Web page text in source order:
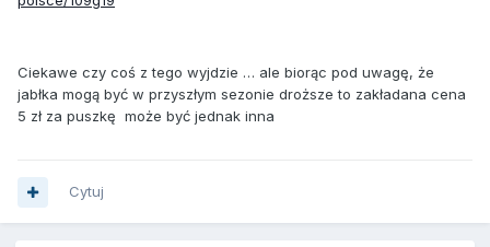
Ciekawe czy coś z tego wyjdzie … ale biorąc pod uwagę, że
jabłka mogą być w przyszłym sezonie droższe to zakładana cena
5 zł za puszkę może być jednak inna
Cytuj